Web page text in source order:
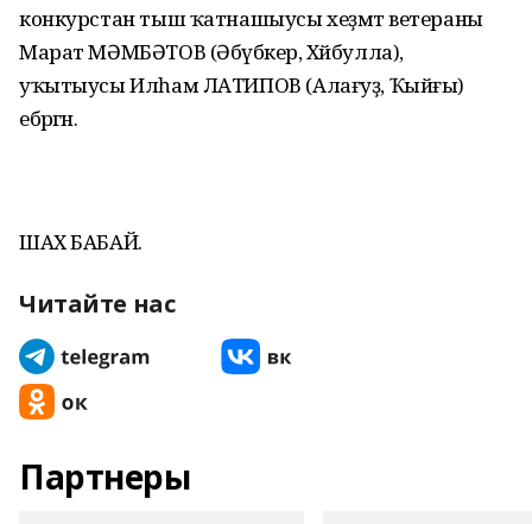
конкурстан тыш ҡатнашыусы хеҙмәт ветераны
Марат МӘМБӘТОВ (Әбүбәкер, Хәйбулла),
уҡытыусы Илһам ЛАТИПОВ (Алағуҙ, Ҡыйғы)
ебәргән.
ШАХ БАБАЙ.
Читайте нас
Партнеры